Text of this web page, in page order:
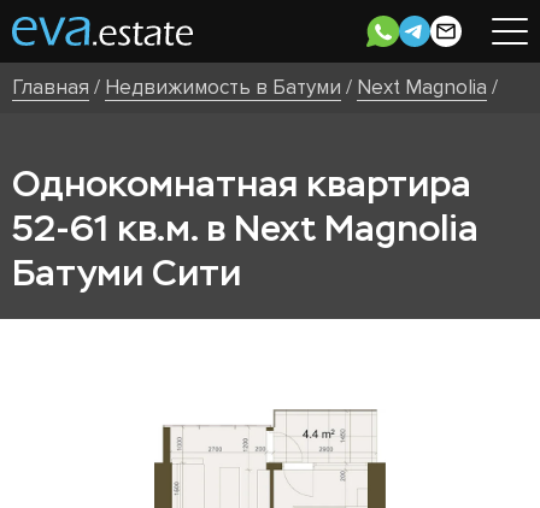
Главная / Недвижимость в Батуми / Next Magnolia /
Однокомнатная квартира
52-61 кв.м. в Next Magnolia
Батуми Сити